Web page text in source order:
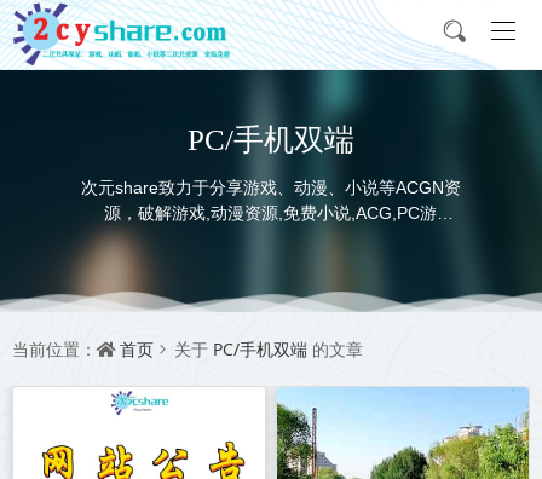
PC/手机双端
次元share致力于分享游戏、动漫、小说等ACGN资
源，破解游戏,动漫资源,免费小说,ACG,PC游
戏,switch游戏,金手指，动画电影,动画片,全本小说,
并提供网盘下载
当前位置： 首页 关于 PC/手机双端 的文章